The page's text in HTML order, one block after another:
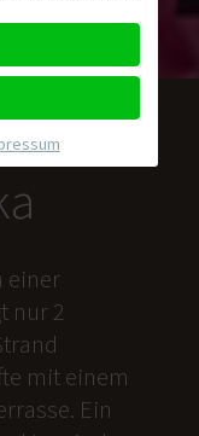
einer
nur 2
mit einem
Ein